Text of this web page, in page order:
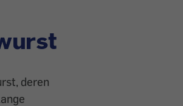
deren